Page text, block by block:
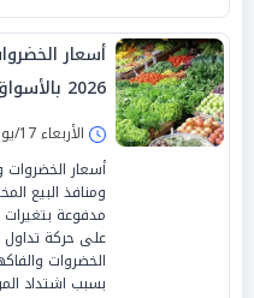
2026 بالأسواق
الأربعاء 17/يونيو/2026 - 08:00 ص
أسعار الخضروات
ومنافذ البيع
مدفوعة
على حركة
بسبب اشتداد